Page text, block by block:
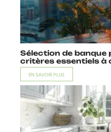
Sélection de banque
critères essentiels à
EN SAVOIR PLUS